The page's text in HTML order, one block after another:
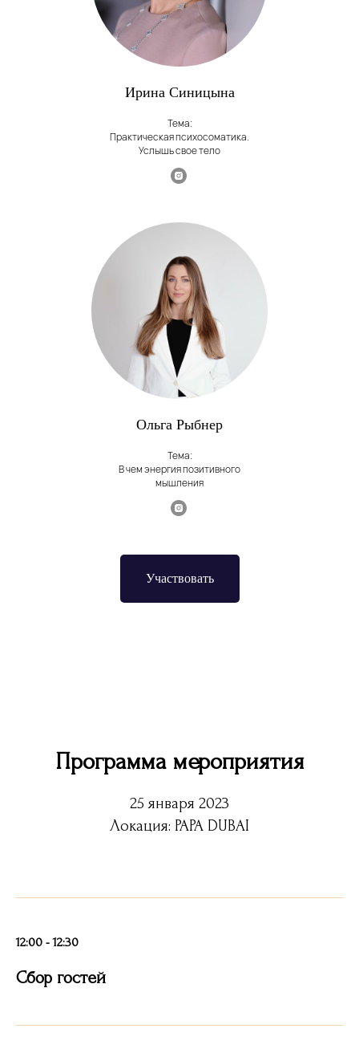
Ирина Синицына
Тема:
Практическая психосоматика.
Услышь свое тело
Ольга Рыбнер
Тема:
В чем энергия позитивного
мышления
Участвовать
Программа мероприятия
25 января 2023
Локация: PAPA DUBAI
12:00 - 12:30
Сбор гостей